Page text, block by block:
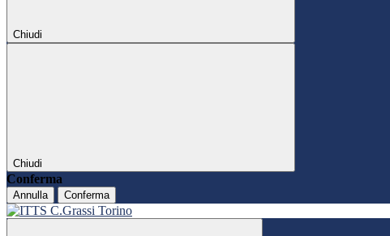
Chiudi
Chiudi
Conferma
Annulla Conferma